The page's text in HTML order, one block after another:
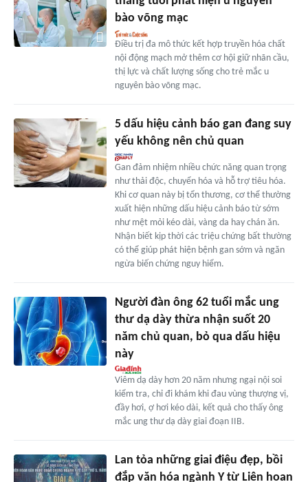
bào võng mạc
Điều trị đa mô thức kết hợp truyền hóa chất
nội động mạch mở thêm cơ hội giữ nhãn cầu,
thị lực và chất lượng sống cho trẻ mắc u
nguyên bào võng mạc.
5 dấu hiệu cảnh báo gan đang suy
yếu không nên chủ quan
Gan đảm nhiệm nhiều chức năng quan trọng
như thải độc, chuyển hóa và hỗ trợ tiêu hóa.
Khi cơ quan này bị tổn thương, cơ thể thường
xuất hiện những dấu hiệu cảnh báo từ sớm
như mệt mỏi kéo dài, vàng da hay chán ăn.
Nhận biết kịp thời các triệu chứng bất thường
có thể giúp phát hiện bệnh gan sớm và ngăn
ngừa biến chứng nguy hiểm.
Người đàn ông 62 tuổi mắc ung
thư dạ dày thừa nhận suốt 20
năm chủ quan, bỏ qua dấu hiệu
này
Viêm dạ dày hơn 20 năm nhưng ngại nội soi
kiểm tra, chỉ đi khám khi đau vùng thượng vị,
đầy hơi, ợ hơi kéo dài, kết quả cho thấy ông
mắc ung thư dạ dày giai đoạn IIB.
Lan tỏa những giai điệu đẹp, bồi
đắp văn hóa ngành Y từ Liên hoan